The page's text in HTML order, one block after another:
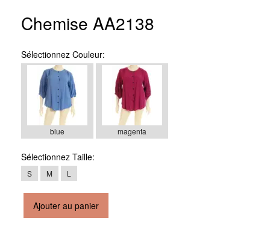
Chemise AA2138
Sélectionnez Couleur:
blue magenta
Sélectionnez Taille:
S M L
Ajouter au panier